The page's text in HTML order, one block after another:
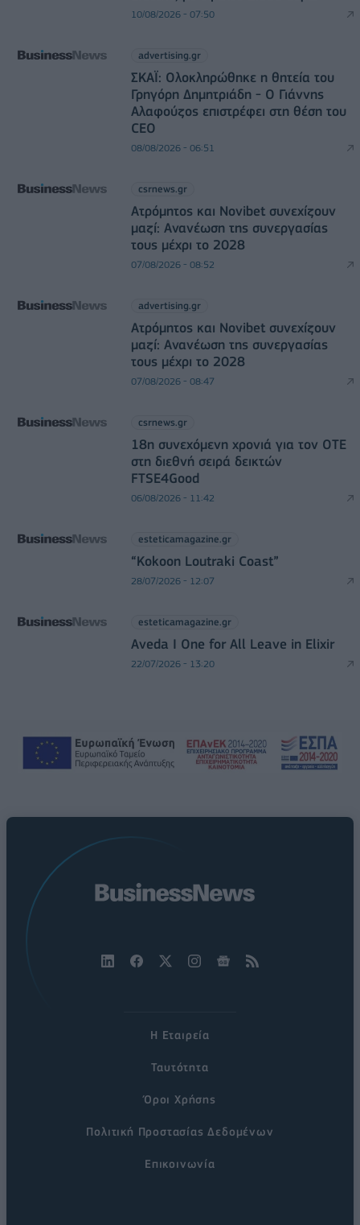
10/08/2026 - 07:50
advertising.gr
ΣΚΑΪ: Ολοκληρώθηκε η θητεία του
Γρηγόρη Δημητριάδη - Ο Γιάννης
Αλαφούζος επιστρέφει στη θέση του
CEO
08/08/2026 - 06:51
csrnews.gr
Ατρόμητος και Novibet συνεχίζουν
μαζί: Ανανέωση της συνεργασίας
τους μέχρι το 2028
07/08/2026 - 08:52
advertising.gr
Ατρόμητος και Novibet συνεχίζουν
μαζί: Ανανέωση της συνεργασίας
τους μέχρι το 2028
07/08/2026 - 08:47
csrnews.gr
18η συνεχόμενη χρονιά για τον ΟΤΕ
στη διεθνή σειρά δεικτών
FTSE4Good
06/08/2026 - 11:42
esteticamagazine.gr
“Kokoon Loutraki Coast”
28/07/2026 - 12:07
esteticamagazine.gr
Aveda I One for All Leave in Elixir
22/07/2026 - 13:20
Η Εταιρεία
Ταυτότητα
Όροι Χρήσης
Πολιτική Προστασίας Δεδομένων
Επικοινωνία